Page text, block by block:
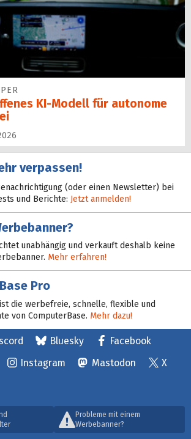
KI-Modell für autonome
verpassen!
(oder einen Newsletter) bei
und Berichte: Jetzt anmelden!
unabhängig und verkauft deshalb keine
Mehr erfahren!
Pro
die werbefreie, schnelle, flexible und
von ComputerBase. Mehr dazu!
Bluesky
Facebook
Instagram Mastodon
X
Probleme mit einem
Werbebanner?